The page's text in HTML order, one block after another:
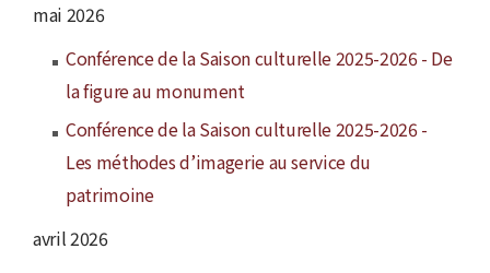
mai 2026
Conférence de la Saison culturelle 2025-2026 - De
la figure au monument
Conférence de la Saison culturelle 2025-2026 -
Les méthodes d’imagerie au service du
patrimoine
avril 2026